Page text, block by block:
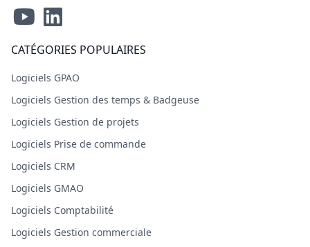
CATÉGORIES POPULAIRES
Logiciels GPAO
Logiciels Gestion des temps & Badgeuse
Logiciels Gestion de projets
Logiciels Prise de commande
Logiciels CRM
Logiciels GMAO
Logiciels Comptabilité
Logiciels Gestion commerciale